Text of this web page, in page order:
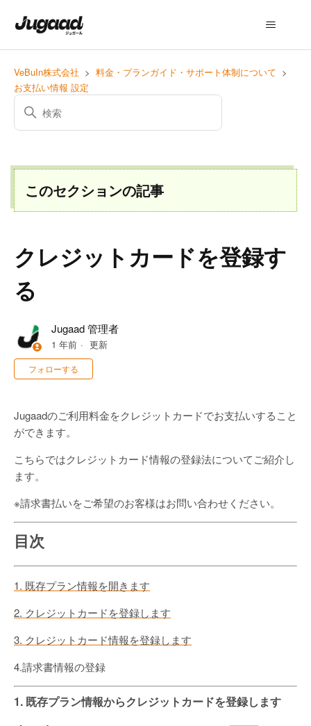
VeBuIn株式会社
料金・プランガイド・サポート体制について
お支払い情報 設定
このセクションの記事
クレジットカードを登録す
る
Jugaad 管理者
1 年前 更新
フォローする
Jugaadのご利用料金をクレジットカードでお支払いすること
ができます。
こちらではクレジットカード情報の登録法についてご紹介し
ます。
※請求書払いをご希望のお客様はお問い合わせください。
目次
1. 既存プラン情報を開きます
2. クレジットカードを登録します
3. クレジットカード情報を登録します
4.請求書情報の登録
1. 既存プラン情報からクレジットカードを登録します